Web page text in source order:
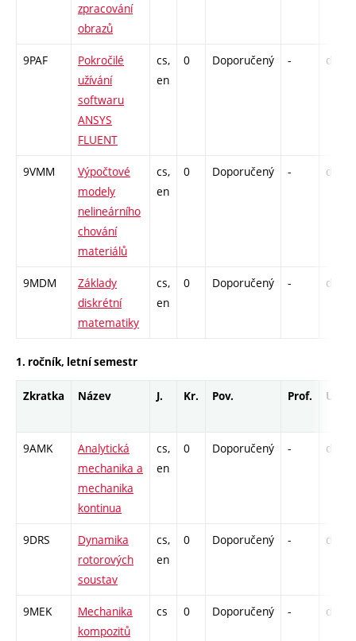
zpracování
obrazů
9PAF
Pokročilé
užívání
softwaru
ANSYS
FLUENT
cs,
en
0 Doporučený - drzk
9VMM
Výpočtové
modely
nelineárního
chování
materiálů
cs,
en
0 Doporučený - drzk
9MDM
Základy
diskrétní
matematiky
cs,
en
0 Doporučený - drzk
1. ročník, letní semestr
Zkratka Název J. Kr. Pov. Prof. Uk.
9AMK
Analytická
mechanika a
mechanika
kontinua
cs,
en
0 Doporučený - drzk
9DRS
Dynamika
rotorových
soustav
cs,
en
0 Doporučený - drzk
9MEK
Mechanika
kompozitů
cs 0 Doporučený - drzk